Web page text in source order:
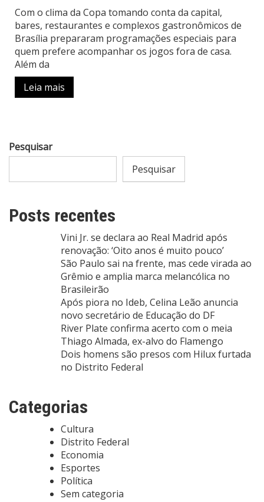
Com o clima da Copa tomando conta da capital,
bares, restaurantes e complexos gastronômicos de
Brasília prepararam programações especiais para
quem prefere acompanhar os jogos fora de casa.
Além da
Leia mais
Pesquisar
Pesquisar
Posts recentes
Vini Jr. se declara ao Real Madrid após
renovação: ‘Oito anos é muito pouco’
São Paulo sai na frente, mas cede virada ao
Grêmio e amplia marca melancólica no
Brasileirão
Após piora no Ideb, Celina Leão anuncia
novo secretário de Educação do DF
River Plate confirma acerto com o meia
Thiago Almada, ex-alvo do Flamengo
Dois homens são presos com Hilux furtada
no Distrito Federal
Categorias
Cultura
Distrito Federal
Economia
Esportes
Política
Sem categoria